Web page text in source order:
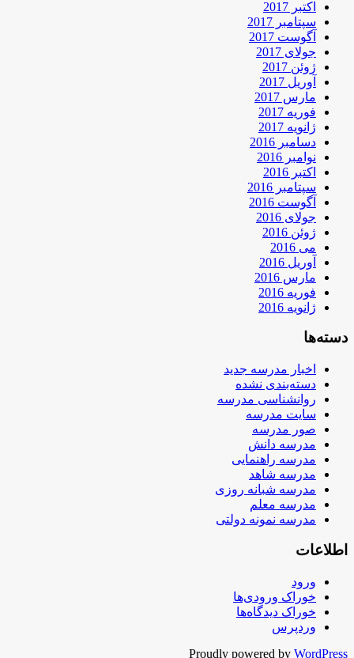
اکتبر 2017
سپتامبر 2017
آگوست 2017
جولای 2017
ژوئن 2017
آوریل 2017
مارس 2017
فوریه 2017
ژانویه 2017
دسامبر 2016
نوامبر 2016
اکتبر 2016
سپتامبر 2016
آگوست 2016
جولای 2016
ژوئن 2016
می 2016
آوریل 2016
مارس 2016
فوریه 2016
ژانویه 2016
دسته‌ها
اخبار مدرسه جدید
دسته‌بندی نشده
روانشناسی مدرسه
سایت مدرسه
صور مدرسه
مدرسه دانش
مدرسه راهنمایی
مدرسه شاهد
مدرسه شبانه روزی
مدرسه معلم
مدرسه نمونه دولتی
اطلاعات
ورود
خوراک ورودی‌ها
خوراک دیدگاه‌ها
وردپرس
Proudly powered by WordPress